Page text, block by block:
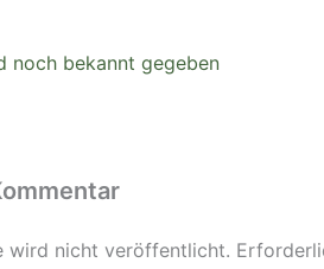
noch bekannt gegeben
wird nicht veröffentlicht.